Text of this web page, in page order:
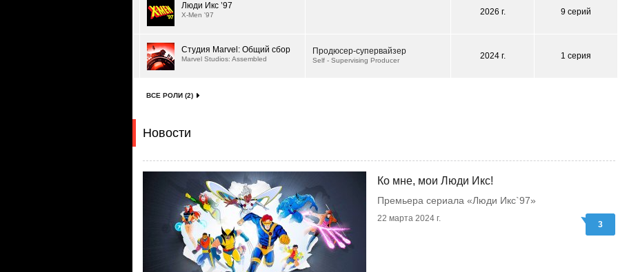
Люди Икс ’97
X-Men '97 2026 г. 9 серий
Студия Marvel: Общий сбор
Marvel Studios: Assembled
Продюсер-супервайзер
Self - Supervising Producer 2024 г. 1 серия
ВСЕ РОЛИ (2)
Новости
Ко мне, мои Люди Икс!
Премьера сериала «Люди Икс`97»
22 марта 2024 г.
3